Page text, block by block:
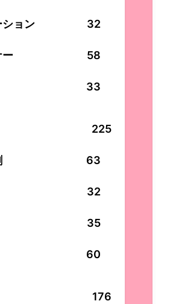
ション 32
ー 58
33
225
63
32
35
60
176